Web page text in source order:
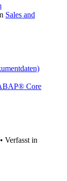
Sales and
Core
Verfasst in